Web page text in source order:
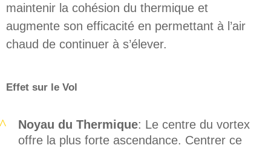
maintenir la cohésion du thermique et
augmente son efficacité en permettant à l’air
chaud de continuer à s’élever.
Effet sur le Vol
Noyau du Thermique: Le centre du vortex
offre la plus forte ascendance. Centrer ce